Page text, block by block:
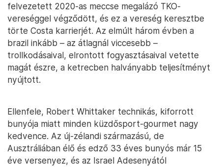
felvezetett 2020-as meccse megalázó TKO-
vereséggel végződött, és ez a vereség keresztbe
törte Costa karrierjét. Az elmúlt három évben a
brazil inkább – az átlagnál viccesebb –
trollkodásaival, elrontott fogyasztásaival vetette
magát észre, a ketrecben halványabb teljesítményt
nyújtott.
Ellenfele, Robert Whittaker technikás, kiforrott
bunyója miatt minden küzdősport-gourmet nagy
kedvence. Az új-zélandi származású, de
Ausztráliában élő és edző 33 éves bunyós már 15
éve versenyez, és az Israel Adesenyától